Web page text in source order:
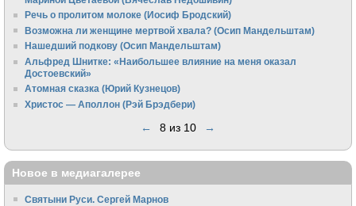
Речь о пролитом молоке (Иосиф Бродский)
Возможна ли женщине мертвой хвала? (Осип Мандельштам)
Нашедший подкову (Осип Мандельштам)
Альфред Шнитке: «Наибольшее влияние на меня оказал
Достоевский»
Атомная сказка (Юрий Кузнецов)
Христос — Аполлон (Рэй Брэдбери)
← 8 из 10 →
Новое в медиагалерее
Святыни Руси. Сергей Марнов